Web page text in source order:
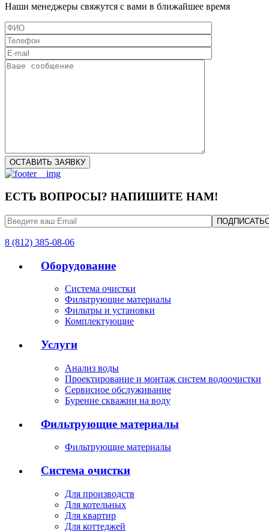
Наши менеджеры свяжутся с вами в ближайшее время
ЕСТЬ ВОПРОСЫ? НАПИШИТЕ НАМ!
8 (812) 385-08-06
Оборудование
Система очистки
Фильтрующие материалы
Фильтры и установки
Комплектующие
Услуги
Анализ воды
Проектирование и монтаж систем водоочистки
Сервисное обслуживание
Бурение скважин на воду
Фильтрующие материалы
Фильтрующие материалы
Система очистки
Для производств
Для котельных
Для квартир
Для коттеджей